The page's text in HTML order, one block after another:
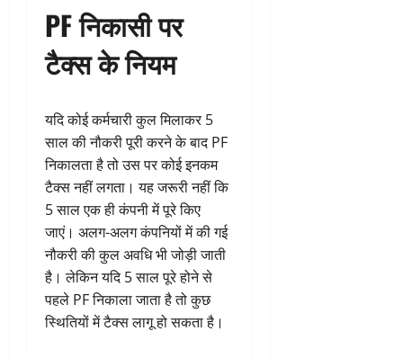
PF निकासी पर
टैक्स के नियम
यदि कोई कर्मचारी कुल मिलाकर 5
साल की नौकरी पूरी करने के बाद PF
निकालता है तो उस पर कोई इनकम
टैक्स नहीं लगता। यह जरूरी नहीं कि
5 साल एक ही कंपनी में पूरे किए
जाएं। अलग-अलग कंपनियों में की गई
नौकरी की कुल अवधि भी जोड़ी जाती
है। लेकिन यदि 5 साल पूरे होने से
पहले PF निकाला जाता है तो कुछ
स्थितियों में टैक्स लागू हो सकता है।